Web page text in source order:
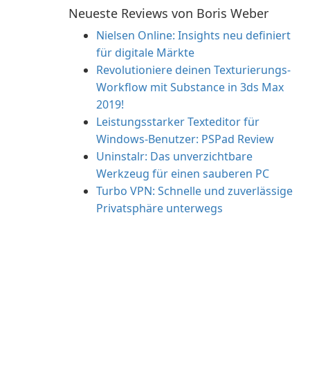
Neueste Reviews von Boris Weber
Nielsen Online: Insights neu definiert
für digitale Märkte
Revolutioniere deinen Texturierungs-
Workflow mit Substance in 3ds Max
2019!
Leistungsstarker Texteditor für
Windows-Benutzer: PSPad Review
Uninstalr: Das unverzichtbare
Werkzeug für einen sauberen PC
Turbo VPN: Schnelle und zuverlässige
Privatsphäre unterwegs